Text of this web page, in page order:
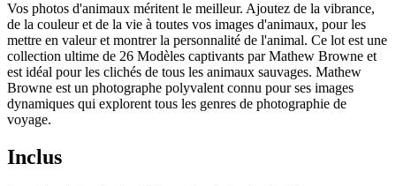
Vos photos d'animaux méritent le meilleur. Ajoutez de la vibrance,
de la couleur et de la vie à toutes vos images d'animaux, pour les
mettre en valeur et montrer la personnalité de l'animal. Ce lot est une
collection ultime de 26 Modèles captivants par Mathew Browne et
est idéal pour les clichés de tous les animaux sauvages. Mathew
Browne est un photographe polyvalent connu pour ses images
dynamiques qui explorent tous les genres de photographie de
voyage.
Inclus